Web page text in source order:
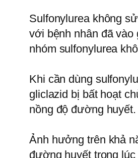
Sulfonylurea không
với bệnh nhân đã vào
nhóm sulfonylurea
Khi cần dùng
gliclazid bị bất hoạt
nồng độ đường huyết.
Ảnh hưởng trên khả
đường huyết trong